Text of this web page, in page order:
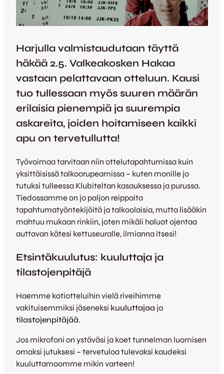
Harjulla valmistaudutaan täyttä
häkää 2.5. Valkeakosken Hakaa
vastaan pelattavaan otteluun. Kausi
tuo tullessaan myös suuren määrän
erilaisia pienempiä ja suurempia
askareita, joiden hoitamiseen kaikki
apu on tervetullutta!
Työvoimaa tarvitaan niin ottelutapahtumissa kuin
yksittäisissä talkoorupeamissa – kuten monille jo
tutuksi tulleessa Klubiteltan kasauksessa ja purussa.
Tiedossamme on jo paljon reippaita
tapahtumatyöntekijöitä ja talkoolaisia, mutta lisääkin
mahtuu mukaan rinkiin, joten mikäli haluat ojentaa
auttavan kätesi kettuseuralle, ilmianna itsesi!
Etsintäkuulutus: kuuluttaja ja
tilastojenpitäjä
Haemme kotiotteluihin vielä riveihimme
vakituisemmiksi jäseneksi kuuluttajaa ja
tilastojenpitäjää.
Jos mikrofoni on ystäväsi ja koet tunnelman luomisen
omaksi jutuksesi – tervetuloa tulevaksi kaudeksi
kuuluttamoomme mikin varteen!